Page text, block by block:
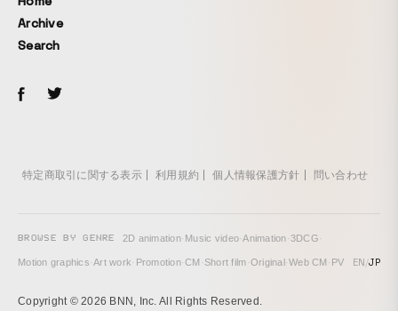
Archive
Search
特定商取引に関する表示 利用規約 個人情報保護方針 問い合わせ
BROWSE BY GENRE 2D animation· Music video·Animation·3DCG·
Motion graphics·Art work· Promotion·CM · Short film·Original·Web CM · PV EN/JP
Copyright © 2026 BNN, Inc. All Rights Reserved.